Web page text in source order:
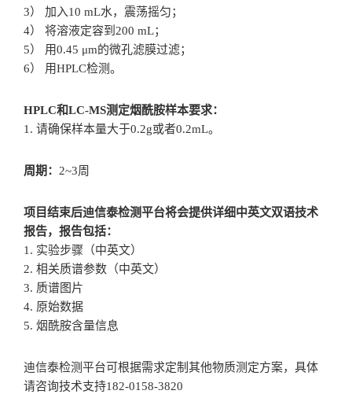
3） 加入10 mL水，震荡摇匀；
4） 将溶液定容到200 mL；
5） 用0.45 μm的微孔滤膜过滤；
6） 用HPLC检测。
HPLC和LC-MS测定烟酰胺样本要求：
1. 请确保样本量大于0.2g或者0.2mL。
周期： 2~3周
项目结束后迪信泰检测平台将会提供详细中英文双语技术
报告，报告包括：
1. 实验步骤（中英文）
2. 相关质谱参数（中英文）
3. 质谱图片
4. 原始数据
5. 烟酰胺含量信息
迪信泰检测平台可根据需求定制其他物质测定方案，具体
请咨询技术支持182-0158-3820